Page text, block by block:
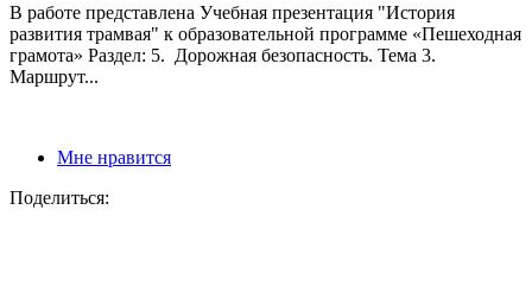
В работе представлена Учебная презентация "История
развития трамвая" к образовательной программе «Пешеходная
грамота» Раздел: 5. Дорожная безопасность. Тема 3.
Маршрут...
Мне нравится
Поделиться: